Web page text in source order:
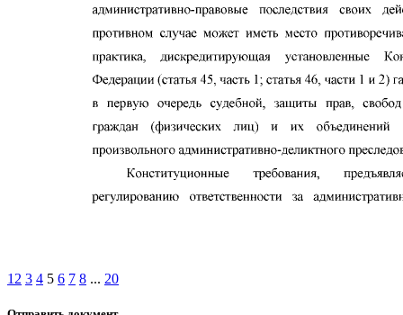
1 2 3 4 5 6 7 8 ... 20